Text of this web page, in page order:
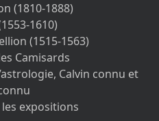
(1810-1888)
1610)
(1515-1563)
Camisards
Calvin connu et
expositions